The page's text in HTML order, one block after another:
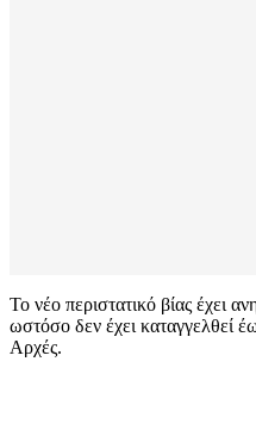
Το νέο περιστατικό βίας έχει
ωστόσο δεν έχει καταγγελθεί
Αρχές.